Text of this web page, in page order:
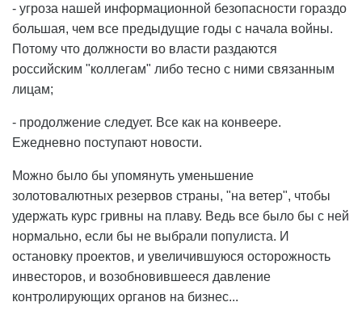
- угроза нашей информационной безопасности гораздо
большая, чем все предыдущие годы с начала войны.
Потому что должности во власти раздаются
российским "коллегам" либо тесно с ними связанным
лицам;
- продолжение следует. Все как на конвеере.
Ежедневно поступают новости.
Можно было бы упомянуть уменьшение
золотовалютных резервов страны, "на ветер", чтобы
удержать курс гривны на плаву. Ведь все было бы с ней
нормально, если бы не выбрали популиста. И
остановку проектов, и увеличившуюся осторожность
инвесторов, и возобновившееся давление
контролирующих органов на бизнес...